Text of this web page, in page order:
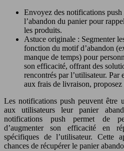
Envoyez des notifications
l’abandon du panier pour
les produits.
Astuce originale : Segmenter
fonction du motif d’abandon
manque de temps) pour
son efficacité, offrant des
rencontrés par l’utilisateur. Par
aux frais de livraison,
Les notifications push peuvent être
aux utilisateurs leur panier
notifications push permet de
d’augmenter son efficacité en
spécifiques de l’utilisateur. Cette
chances de récupérer le panier